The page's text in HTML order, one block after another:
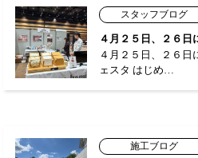
スタッフブログ
４月２５日、２６
４月２５日、２６
ェスタ はじめ…
施工ブログ